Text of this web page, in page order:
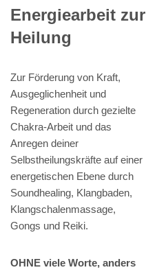
Energiearbeit zur
Heilung
Zur Förderung von Kraft,
Ausgeglichenheit und
Regeneration durch gezielte
Chakra-Arbeit und das
Anregen deiner
Selbstheilungskräfte auf einer
energetischen Ebene durch
Soundhealing, Klangbaden,
Klangschalenmassage,
Gongs und Reiki.
OHNE viele Worte, anders